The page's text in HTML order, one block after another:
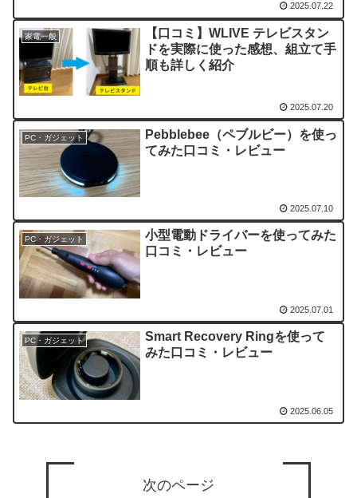
2025.07.22
家電一般
【口コミ】WLIVE テレビスタン
ドを実際に使った感想、組立て手
順も詳しく紹介
2025.07.20
PC・ガジェット
Pebblebee（ペブルビー）を使っ
てみた口コミ・レビュー
2025.07.10
PC・ガジェット
小型電動ドライバーを使ってみた
口コミ・レビュー
2025.07.01
PC・ガジェット
Smart Recovery Ringを使って
みた口コミ・レビュー
2025.06.05
次のページ